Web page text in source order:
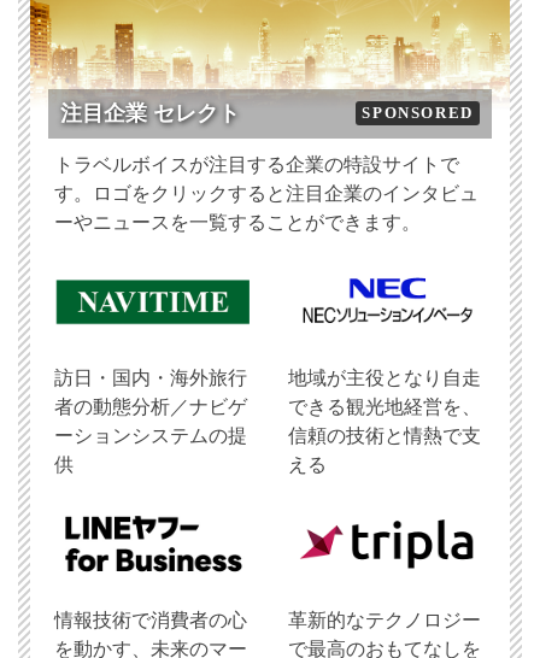
注目企業 セレクト SPONSORED
トラベルボイスが注目する企業の特設サイトで
す。ロゴをクリックすると注目企業のインタビュ
ーやニュースを一覧することができます。
訪日・国内・海外旅行
者の動態分析／ナビゲ
ーションシステムの提
供
地域が主役となり自走
できる観光地経営を、
信頼の技術と情熱で支
える
情報技術で消費者の心
を動かす、未来のマー
革新的なテクノロジー
で最高のおもてなしを